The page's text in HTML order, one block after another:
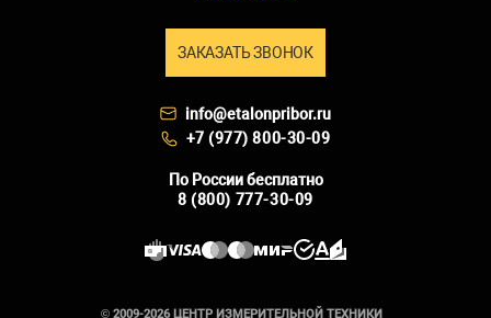
ЗАКАЗАТЬ ЗВОНОК
info@etalonpribor.ru
+7 (977) 800-30-09
По России бесплатно
8 (800) 777-30-09
© 2009-2026 ЦЕНТР ИЗМЕРИТЕЛЬНОЙ ТЕХНИКИ